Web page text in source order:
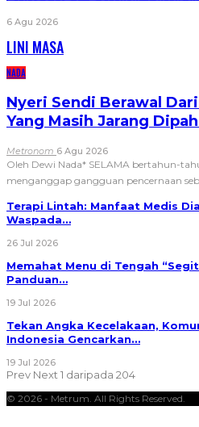
6 Agu 2026
LINI MASA
NADA
Nyeri Sendi Berawal
Yang Masih Jarang
Metronom 6 Agu 2026
Oleh Dewi Nada* SELAMA bertahun-
menganggap gangguan pencernaan
Terapi Lintah: Manfaat Medis
Waspada…
26 Jul 2026
Memahat Menu di Tengah
Panduan…
19 Jul 2026
Tekan Angka Kecelakaan,
Indonesia Gencarkan…
19 Jul 2026
Prev Next1 daripada 204
© 2026 - Metrum. All Rights Reserved.